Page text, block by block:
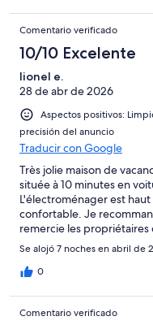
Comentario verificado
10/10 Excelente
lionel e.
28 de abr de 2026
Aspectos positivos:
precisión del anuncio
Traducir con Google
Très jolie maison de
située à 10 minutes en
L'électroménager est
confortable. Je
remercie les
compagnie. Lionel,
Se alojó 7 noches en abril de
0
Comentario verificado